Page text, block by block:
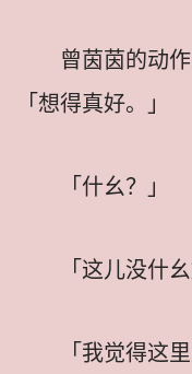
曾茵茵的动
「想得真好。」
「什幺？」
「这儿没什
「我觉得这